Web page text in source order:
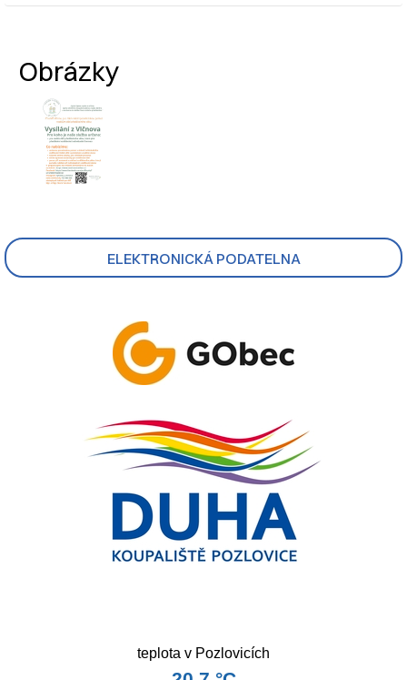
ELEKTRONICKÁ PODATELNA
Nadpis článku
Obrázky